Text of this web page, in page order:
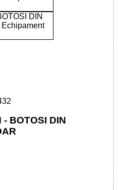
- BOTOSI DIN